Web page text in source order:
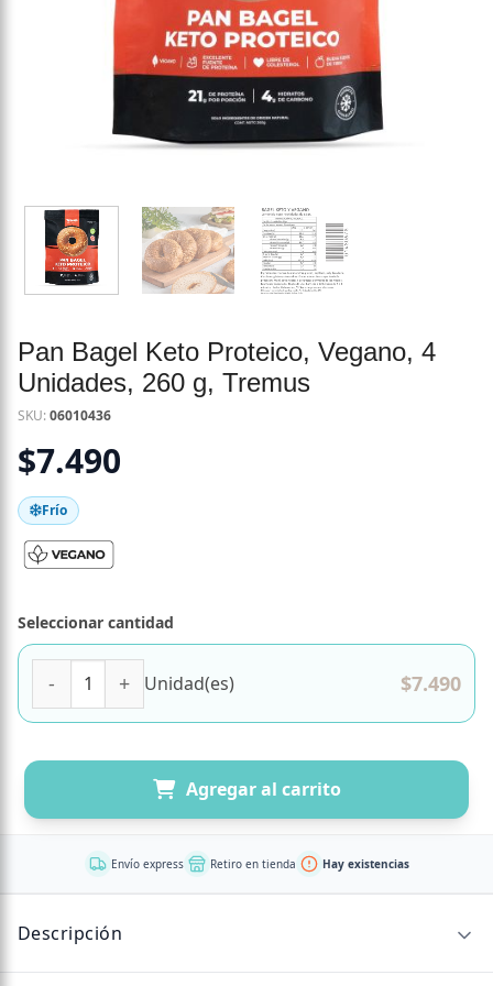
Pan Bagel Keto Proteico, Vegano, 4
Unidades, 260 g, Tremus
SKU:06010436
$7.490
Frío
Seleccionar cantidad
Unidad(es) $7.490
Agregar al carrito
Envío express Retiro en tienda Hay existencias
Descripción